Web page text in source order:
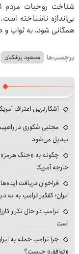
شناخت روحیات مردم
بی‌اندازه ناشناخته
همگانی شود، به ثواب
برچسب‌ها مسعود پزشکیان
آشکارترین اعتراف
مجتبی شکوری در
تبدیل می‌شود
چگونه به «جنگ هرمز»
خارجه آمریکا
فراخوان دریافت
ایران؛ کفگیر ترامپ به ته
ترامپ در حال تکرار
است
چرا ترامپ حمله به
«توافق» چیست؟